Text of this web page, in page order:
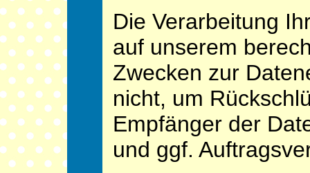
Die Verarbeitung
auf unserem
Zwecken zur
nicht, um
Empfänger der
und ggf.